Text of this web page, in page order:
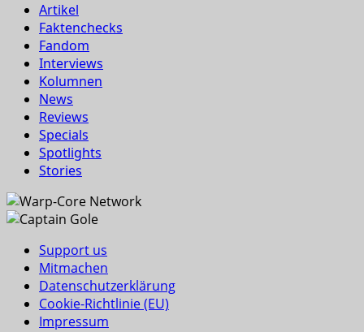
Artikel
Faktenchecks
Fandom
Interviews
Kolumnen
News
Reviews
Specials
Spotlights
Stories
Support us
Mitmachen
Datenschutzerklärung
Cookie-Richtlinie (EU)
Impressum